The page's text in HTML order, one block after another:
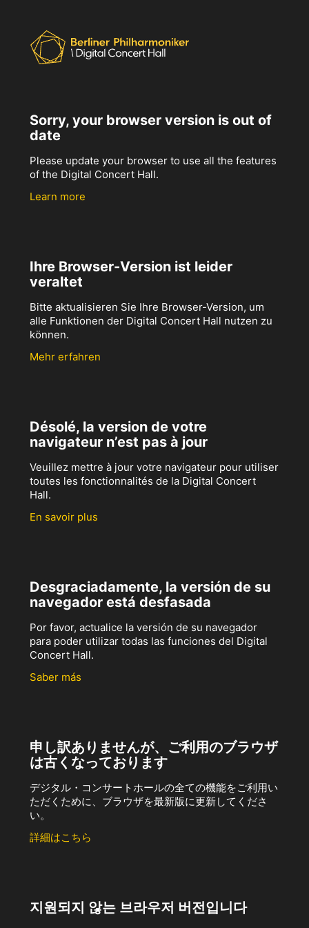
Sorry, your browser version is out of
date
Please update your browser to use all the features
of the Digital Concert Hall.
Learn more
Ihre Browser-Version ist leider
veraltet
Bitte aktualisieren Sie Ihre Browser-Version, um
alle Funktionen der Digital Concert Hall nutzen zu
können.
Mehr erfahren
Désolé, la version de votre
navigateur n’est pas à jour
Veuillez mettre à jour votre navigateur pour utiliser
toutes les fonctionnalités de la Digital Concert
Hall.
En savoir plus
Desgraciadamente, la versión de su
navegador está desfasada
Por favor, actualice la versión de su navegador
para poder utilizar todas las funciones del Digital
Concert Hall.
Saber más
申し訳ありませんが、ご利用のブラウザ
は古くなっております
デジタル・コンサートホールの全ての機能をご利用い
ただくために、ブラウザを最新版に更新してくださ
い。
詳細はこちら
지원되지 않는 브라우저 버전입니다